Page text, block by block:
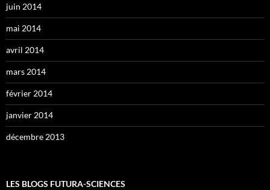
juin 2014
mai 2014
avril 2014
mars 2014
février 2014
janvier 2014
décembre 2013
LES BLOGS FUTURA-SCIENCES